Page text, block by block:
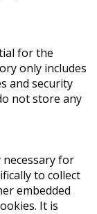
for the
only includes
and security
not store any
for
to collect
embedded
It is